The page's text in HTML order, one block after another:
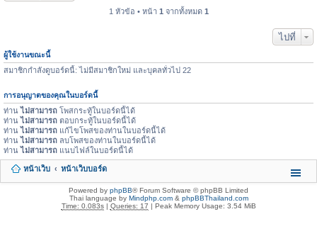
1 หัวข้อ • หน้า 1 จากทั้งหมด 1
ไปที่
ผู้ใช้งานขณะนี้
สมาชิกกำลังดูบอร์ดนี้: ไม่มีสมาชิกใหม่ และบุคลทั่วไป 22
การอนุญาตของคุณในบอร์ดนี้
ท่านไม่สามารถ โพสกระทู้ในบอร์ดนี้ได้
ท่านไม่สามารถ ตอบกระทู้ในบอร์ดนี้ได้
ท่านไม่สามารถ แก้ไขโพสของท่านในบอร์ดนี้ได้
ท่านไม่สามารถ ลบโพสของท่านในบอร์ดนี้ได้
ท่านไม่สามารถ แนบไฟล์ในบอร์ดนี้ได้
หน้าเว็บ หน้าเว็บบอร์ด
Powered by phpBB® Forum Software © phpBB Limited
Thai language by Mindphp.com& phpBBThailand.com
Time: 0.083s| Queries: 17 | Peak Memory Usage: 3.54 MiB